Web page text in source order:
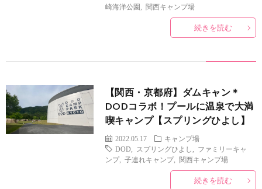
崎海洋公園
関西キャンプ場
続きを読む
【関西・京都府】ダムキャン＊
DODコラボ！プールに温泉で大満
喫キャンプ【スプリングひよし】
2022.05.17
キャンプ場
DOD
スプリングひよし
ファミリーキャ
ンプ, 子連れキャンプ, 関西キャンプ場
続きを読む